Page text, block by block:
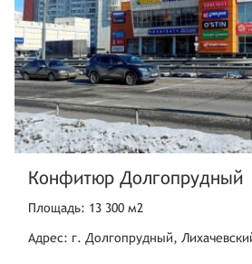
Конфитюр Долгопрудный
Площадь: 13 300 м2
Адрес: г. Долгопрудный,